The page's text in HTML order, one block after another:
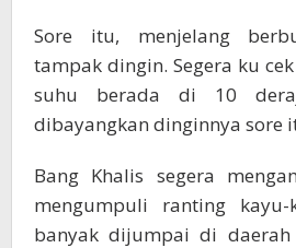
Sore itu, menjelang
tampak dingin. Segera ku
suhu berada di 10
dibayangkan dinginnya sore
Bang Khalis segera
mengumpuli ranting
banyak dijumpai di daerah